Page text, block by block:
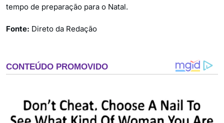
tempo de preparação para o Natal.
Fonte: Direto da Redação